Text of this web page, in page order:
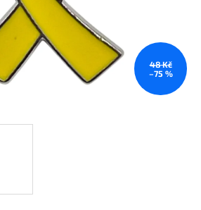
48 Kč
–75 %